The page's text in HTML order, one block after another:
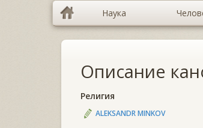
Наука
Описание
Религия
ALEKSANDR MINKOV